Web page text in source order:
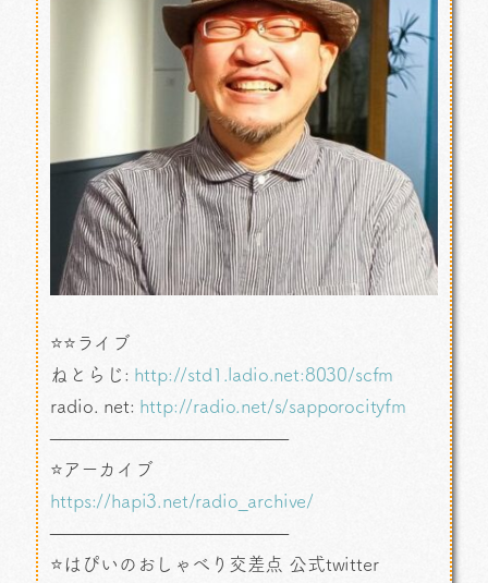
⭐⭐ライブ
ねとらじ: http://std1.ladio.net:8030/scfm
radio. net: http://radio.net/s/sapporocityfm
—————————————
⭐アーカイブ
https://hapi3.net/radio_archive/
—————————————
⭐はぴいのおしゃべり交差点 公式twitter